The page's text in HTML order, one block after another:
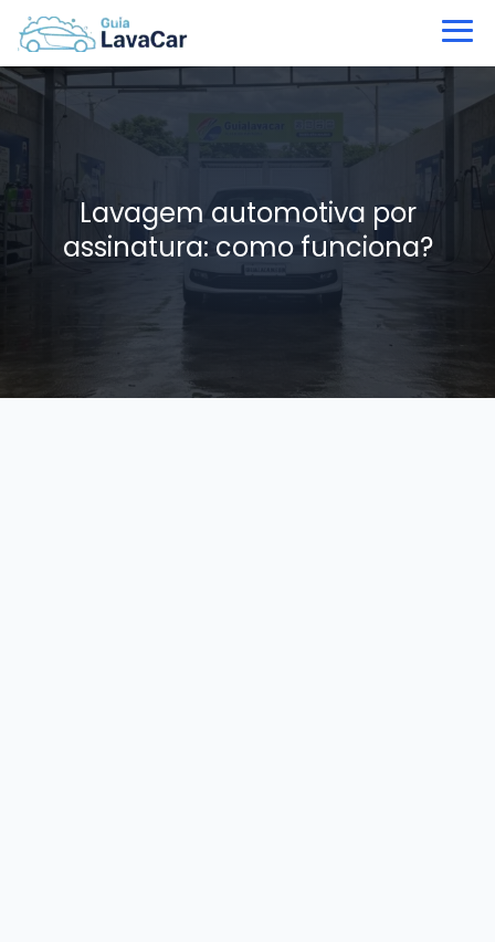
Lavagem automotiva por
assinatura: como funciona?